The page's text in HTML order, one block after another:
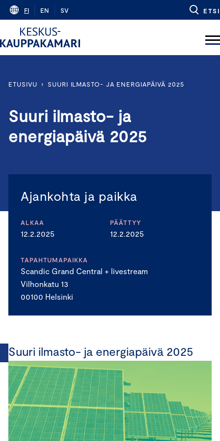
Skip
content
FI EN SV ETSI
ETUSIVU › SUURI ILMASTO- JA ENERGIAPÄIVÄ 2025
Suuri ilmasto- ja
energiapäivä 2025
Ajankohta ja paikka
ALKAA
12.2.2025
PÄÄTTYY
12.2.2025
TAPAHTUMAPAIKKA
Scandic Grand Central + livestream
Vilhonkatu 13
00100 Helsinki
Suuri ilmasto- ja energiapäivä 2025